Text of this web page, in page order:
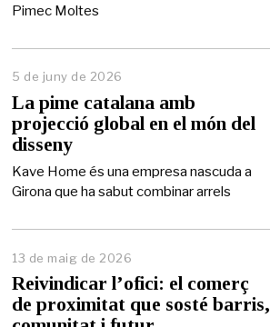
2
Pimec Moltes
5 de juny de 2026
d
e
j
y
d
2
La pime catalana amb
projecció global en el món del
disseny
Kave Home és una empresa nascuda a
Girona que ha sabut combinar arrels
13 de maig de 2026
4
d
e
m
Reivindicar l’ofici: el comerç
de proximitat que sosté barris,